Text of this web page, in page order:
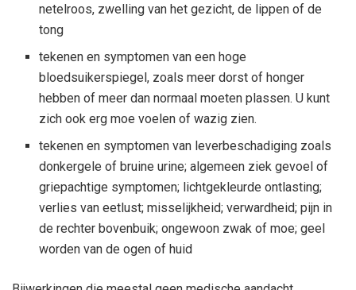
netelroos, zwelling van het gezicht, de lippen of de
tong
tekenen en symptomen van een hoge
bloedsuikerspiegel, zoals meer dorst of honger
hebben of meer dan normaal moeten plassen. U kunt
zich ook erg moe voelen of wazig zien.
tekenen en symptomen van leverbeschadiging zoals
donkergele of bruine urine; algemeen ziek gevoel of
griepachtige symptomen; lichtgekleurde ontlasting;
verlies van eetlust; misselijkheid; verwardheid; pijn in
de rechter bovenbuik; ongewoon zwak of moe; geel
worden van de ogen of huid